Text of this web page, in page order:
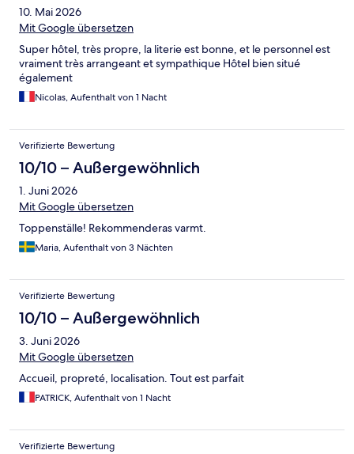
10. Mai 2026
Mit Google übersetzen
Super hôtel, très propre, la literie est bonne, et le personnel est
vraiment très arrangeant et sympathique Hôtel bien situé
également
Nicolas, Aufenthalt von 1 Nacht
Verifizierte Bewertung
10/10 – Außergewöhnlich
1. Juni 2026
Mit Google übersetzen
Toppenställe! Rekommenderas varmt.
Maria, Aufenthalt von 3 Nächten
Verifizierte Bewertung
10/10 – Außergewöhnlich
3. Juni 2026
Mit Google übersetzen
Accueil, propreté, localisation. Tout est parfait
PATRICK, Aufenthalt von 1 Nacht
Verifizierte Bewertung